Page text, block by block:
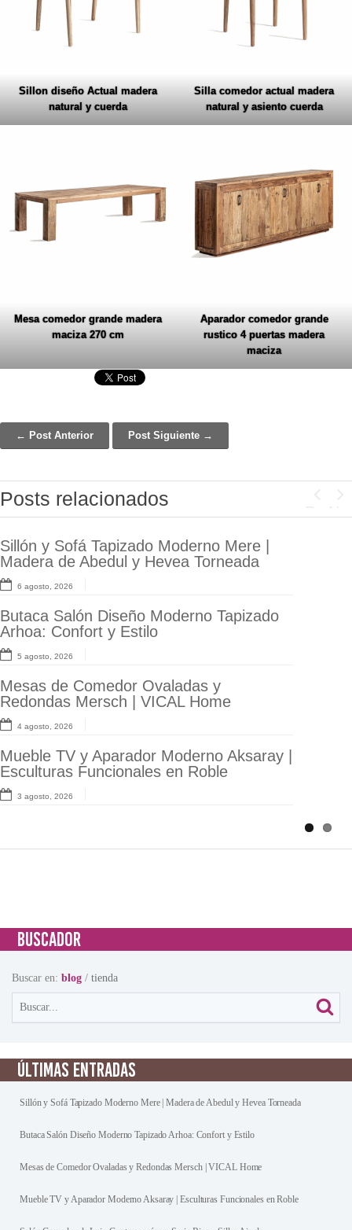
Sillon diseño Actual madera
natural y cuerda
Silla comedor actual madera
natural y asiento cuerda
Mesa comedor grande madera
maciza 270 cm
Aparador comedor grande
rustico 4 puertas madera
maciza
Post navigation
← Post Anterior Post Siguiente →
Posts relacionados
Sillón y Sofá Tapizado Moderno Mere |
Madera de Abedul y Hevea Torneada
6 agosto, 2026
Butaca Salón Diseño Moderno Tapizado
Arhoa: Confort y Estilo
5 agosto, 2026
Mesas de Comedor Ovaladas y
Redondas Mersch | VICAL Home
4 agosto, 2026
Mueble TV y Aparador Moderno Aksaray |
Esculturas Funcionales en Roble
3 agosto, 2026
Salón Comedor de Lujo Contemporáneo:
Serie Rize y Sillas Aizola
31 julio, 2026
Muebles Artesanales Truel: Pino
Reciclado para Salón y Dormitorio
30 julio, 2026
Inspiración Salón Comedor: Estilo
Industrial Cálido con la Colección Althaus
y Aikema
Muebles y Mesas de Comedor Serie
Neuvic | Elegancia Art Déco
BUSCADOR
Buscar en: blog / tienda
ÚLTIMAS ENTRADAS
Sillón y Sofá Tapizado Moderno Mere | Madera de Abedul y Hevea Torneada
Butaca Salón Diseño Moderno Tapizado Arhoa: Confort y Estilo
Mesas de Comedor Ovaladas y Redondas Mersch | VICAL Home
Mueble TV y Aparador Moderno Aksaray | Esculturas Funcionales en Roble